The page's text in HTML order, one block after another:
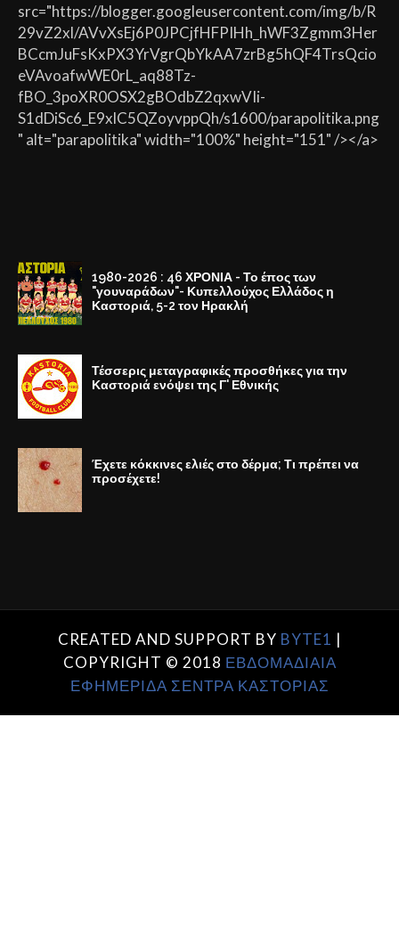
src="https://blogger.googleusercontent.com/img/b/R
29vZ2xl/AVvXsEj6P0JPCjfHFPIHh_hWF3Zgmm3Her
BCcmJuFsKxPX3YrVgrQbYkAA7zrBg5hQF4TrsQcio
eVAvoafwWE0rL_aq88Tz-
fBO_3poXR0OSX2gBOdbZ2qxwVIi-
S1dDiSc6_E9xlC5QZoyvppQh/s1600/parapolitika.png
" alt="parapolitika" width="100%" height="151" /></a>
1980-2026 : 46 ΧΡΟΝΙΑ - Το έπος των
"γουναράδων"- Κυπελλούχος Ελλάδος η
Καστοριά, 5-2 τον Ηρακλή
Τέσσερις μεταγραφικές προσθήκες για την
Καστοριά ενόψει της Γ' Εθνικής
Έχετε κόκκινες ελιές στο δέρμα; Τι πρέπει να
προσέχετε!
CREATED AND SUPPORT BY BYTE1 |
COPYRIGHT © 2018 ΕΒΔΟΜΑΔΙΑΙΑ
ΕΦΗΜΕΡΙΔΑ ΣΕΝΤΡΑ ΚΑΣΤΟΡΙΑΣ